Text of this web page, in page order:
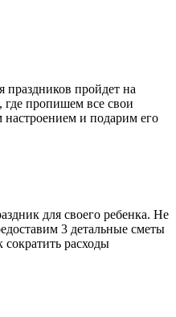
праздников пройдет на
где пропишем все свои
и подарим его
для своего ребенка. Не
3 детальные сметы
расходы